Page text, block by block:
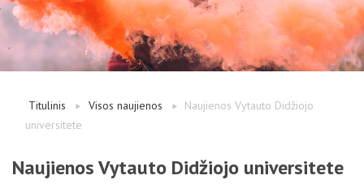
Titulinis Visos naujienos
Naujienos Vytauto Didžiojo
universitete
Naujienos Vytauto Didžiojo universitete